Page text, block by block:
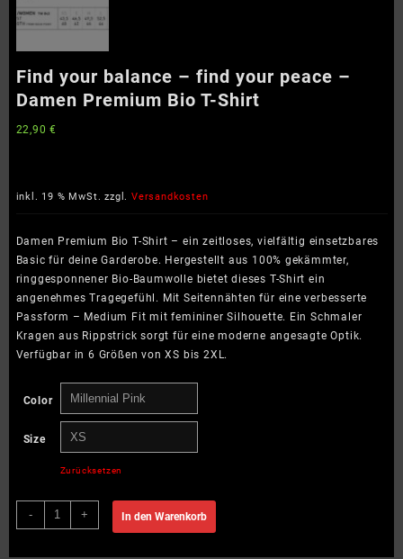
Find your balance – find your peace –
Damen Premium Bio T-Shirt
22,90€
inkl. 19 % MwSt. zzgl. Versandkosten
Damen Premium Bio T-Shirt – ein zeitloses, vielfältig einsetzbares
Basic für deine Garderobe. Hergestellt aus 100% gekämmter,
ringgesponnener Bio-Baumwolle bietet dieses T-Shirt ein
angenehmes Tragegefühl. Mit Seitennähten für eine verbesserte
Passform – Medium Fit mit femininer Silhouette. Ein Schmaler
Kragen aus Rippstrick sorgt für eine moderne angesagte Optik.
Verfügbar in 6 Größen von XS bis 2XL.
Color
Size
Zurücksetzen
-
Find
your
+ In den Warenkorb